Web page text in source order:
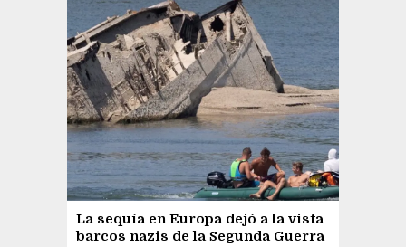
La sequía en Europa dejó a la vista
barcos nazis de la Segunda Guerra